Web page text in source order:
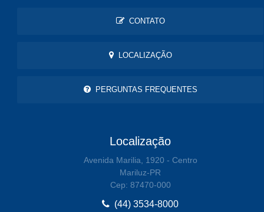
CONTATO
LOCALIZAÇÃO
PERGUNTAS FREQUENTES
Localização
Avenida Marilia, 1920 - Centro
Mariluz-PR
Cep: 87470-000
(44) 3534-8000